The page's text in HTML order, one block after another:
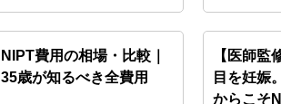
N…
NIPT費用の相場・比較｜
35歳が知るべき全費用
【医師監
目を妊娠
からこそ